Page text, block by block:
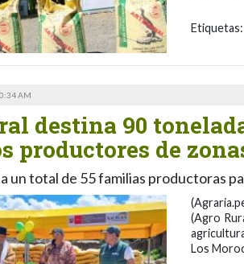
Etiquetas:
AM
destina 90
productores de
un total de 55 familias productoras
(Agro
Los